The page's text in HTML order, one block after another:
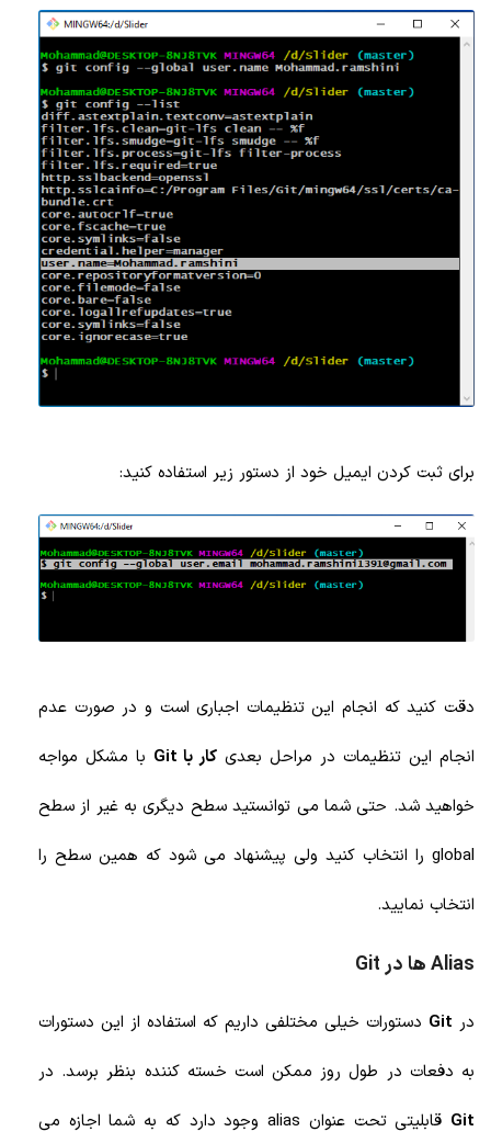
برای ثبت کردن ایمیل خود از دستور زیر استفاده کنید:
دقت کنید که انجام این تنظیمات اجباری است و در صورت عدم
انجام این تنظیمات در مراحل بعدی کار با Git
با مشکل مواجه
خواهید شد. حتی شما می توانستید سطح دیگری به غیر از سطح
global را انتخاب کنید ولی پیشنهاد می شود که همین سطح را
انتخاب نمایید.
Alias ها در Git
در Git دستورات خیلی مختلفی داریم که استفاده از این دستورات
به دفعات در طول روز ممکن است خسته کننده بنظر برسد. در
Git
قابلیتی تحت عنوان alias وجود دارد که به شما اجازه می